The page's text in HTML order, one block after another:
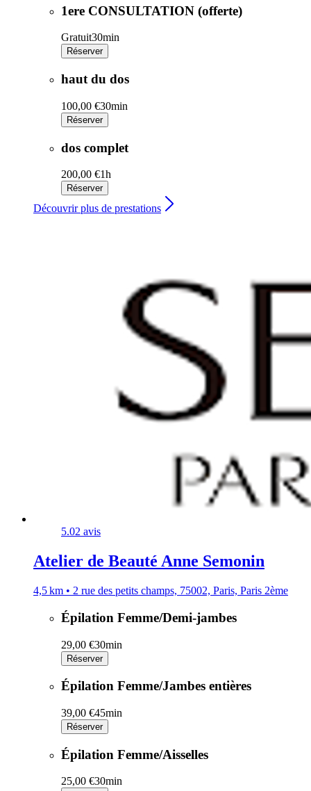
1ere CONSULTATION (offerte)
Gratuit30min
Réserver
haut du dos
100,00 €30min
Réserver
dos complet
200,00 €1h
Réserver
Découvrir plus de prestations
5.02 avis
Atelier de Beauté Anne Semonin
4,5 km • 2 rue des petits champs, 75002, Paris, Paris 2ème
Épilation Femme/Demi-jambes
29,00 €30min
Réserver
Épilation Femme/Jambes entières
39,00 €45min
Réserver
Épilation Femme/Aisselles
25,00 €30min